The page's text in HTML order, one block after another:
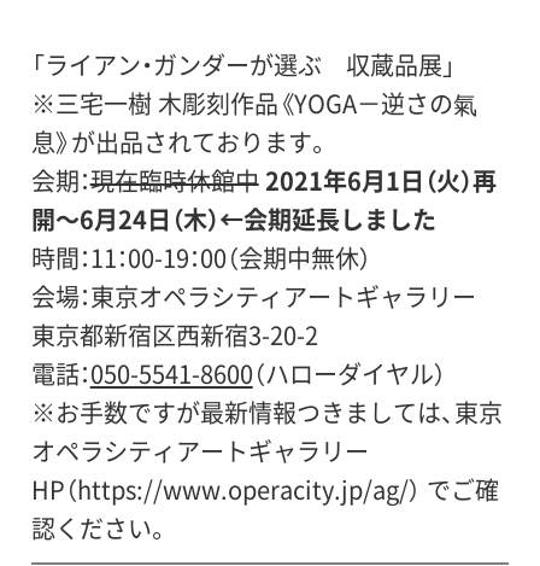
「ライアン・ガンダーが選ぶ 収蔵品展」
※三宅一樹 木彫刻作品《YOGA－逆さの氣
息》が出品されております。
会期：現在臨時休館中 2021年6月1日（火）再
開〜6月24日（木）←会期延長しました
時間：11：00-19：00（会期中無休）
会場：東京オペラシティアートギャラリー
東京都新宿区西新宿3-20-2
電話： 050-5541-8600 （ハローダイヤル）
※お手数ですが最新情報つきましては、東京
オペラシティアートギャラリー
HP（https://www.operacity.jp/ag/） でご確
認ください。